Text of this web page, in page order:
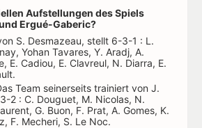
Aufstellungen des Spiels
Ergué-Gaberic?
S. Desmazeau, stellt 6-3-1 : L.
Yohan Tavares, Y. Aradj, A.
E. Cadiou, E. Clavreul, N. Diarra, E.
Team seinerseits trainiert von J.
2 : C. Douguet, M. Nicolas, N.
G. Buon, F. Prat, A. Gomes, K.
F. Mecheri, S. Le Noc.